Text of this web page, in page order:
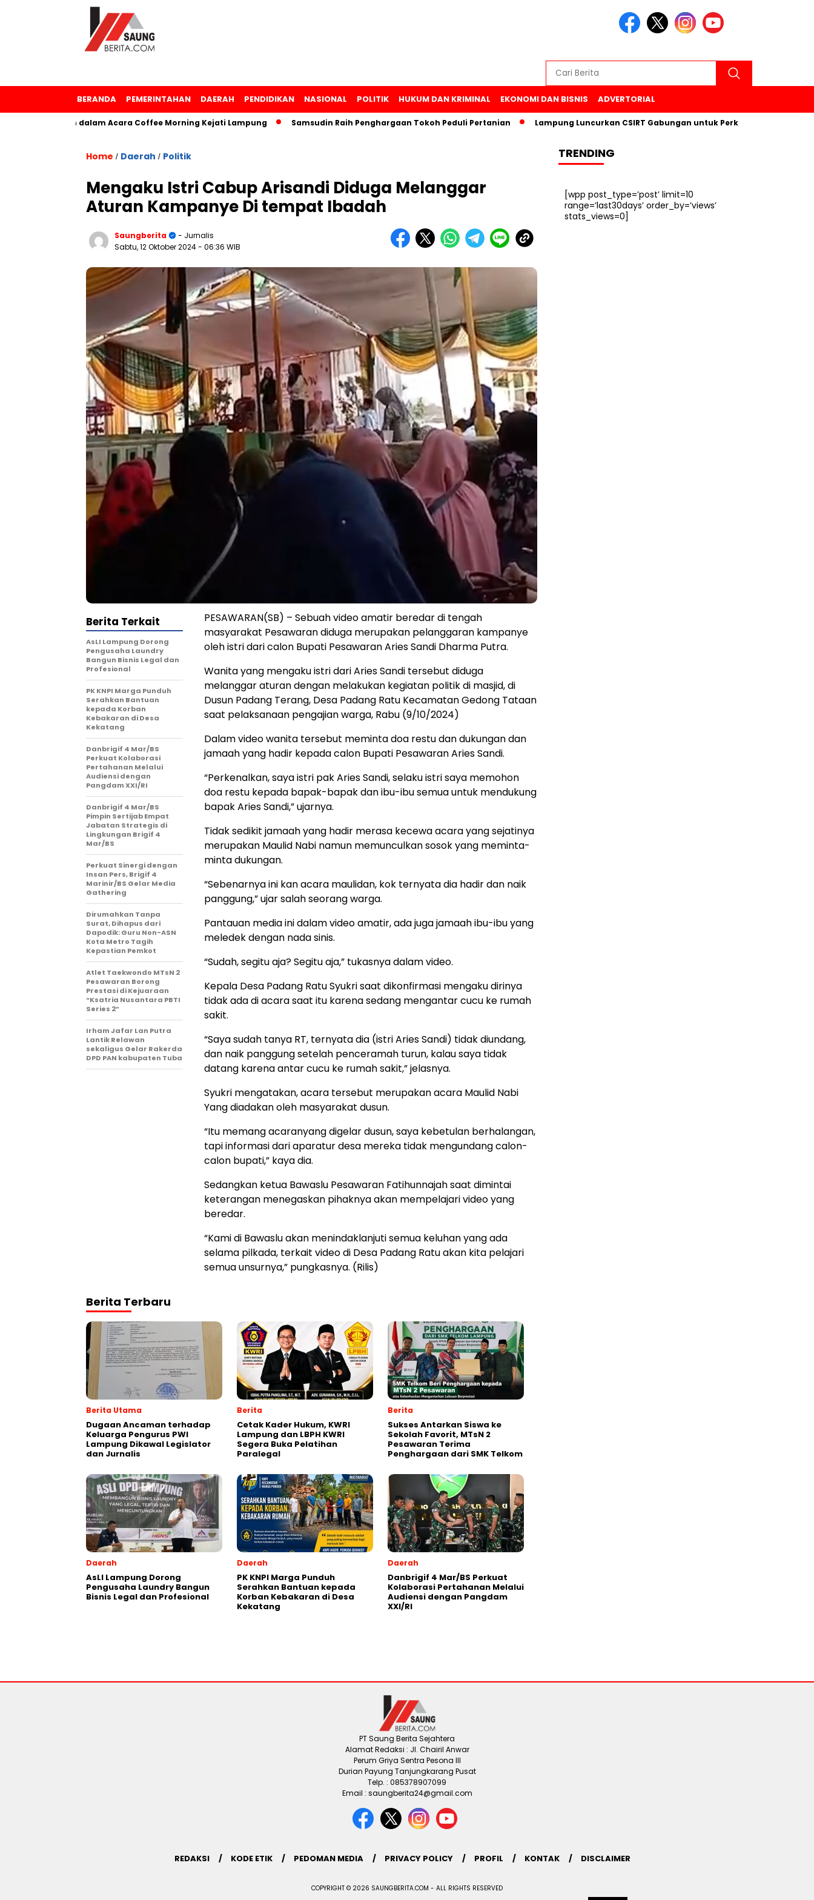
BERANDA PEMERINTAHAN DAERAH PENDIDIKAN NASIONAL POLITIK HUKUM DAN KRIMINAL EKONOMI DAN BISNIS ADVERTORIAL
dalam Acara Coffee Morning Kejati Lampung Samsudin Raih Penghargaan Tokoh Peduli Pertanian Lampung Luncurkan CSIRT Gabungan untuk Perkuat Keamanan Siber di
Home / Daerah / Politik
Mengaku Istri Cabup Arisandi Diduga Melanggar
Aturan Kampanye Di tempat Ibadah
Saungberita
- Jurnalis
Sabtu, 12 Oktober 2024- 06:36 WIB
PESAWARAN(SB) – Sebuah video amatir beredar di tengah
masyarakat Pesawaran diduga merupakan pelanggaran kampanye
oleh istri dari calon Bupati Pesawaran Aries Sandi Dharma Putra.
Wanita yang mengaku istri dari Aries Sandi tersebut diduga
melanggar aturan dengan melakukan kegiatan politik di masjid, di
Dusun Padang Terang, Desa Padang Ratu Kecamatan Gedong Tataan
saat pelaksanaan pengajian warga, Rabu (9/10/2024)
Dalam video wanita tersebut meminta doa restu dan dukungan dan
jamaah yang hadir kepada calon Bupati Pesawaran Aries Sandi.
“Perkenalkan, saya istri pak Aries Sandi, selaku istri saya memohon
doa restu kepada bapak-bapak dan ibu-ibu semua untuk mendukung
bapak Aries Sandi,” ujarnya.
Tidak sedikit jamaah yang hadir merasa kecewa acara yang sejatinya
merupakan Maulid Nabi namun memunculkan sosok yang meminta-
minta dukungan.
“Sebenarnya ini kan acara maulidan, kok ternyata dia hadir dan naik
panggung,” ujar salah seorang warga.
Pantauan media ini dalam video amatir, ada juga jamaah ibu-ibu yang
meledek dengan nada sinis.
“Sudah, segitu aja? Segitu aja,” tukasnya dalam video.
Kepala Desa Padang Ratu Syukri saat dikonfirmasi mengaku dirinya
tidak ada di acara saat itu karena sedang mengantar cucu ke rumah
sakit.
“Saya sudah tanya RT, ternyata dia (istri Aries Sandi) tidak diundang,
dan naik panggung setelah penceramah turun, kalau saya tidak
datang karena antar cucu ke rumah sakit,” jelasnya.
Syukri mengatakan, acara tersebut merupakan acara Maulid Nabi
Yang diadakan oleh masyarakat dusun.
“Itu memang acaranyang digelar dusun, saya kebetulan berhalangan,
tapi informasi dari aparatur desa mereka tidak mengundang calon-
calon bupati,” kaya dia.
Sedangkan ketua Bawaslu Pesawaran Fatihunnajah saat dimintai
keterangan menegaskan pihaknya akan mempelajari video yang
beredar.
“Kami di Bawaslu akan menindaklanjuti semua keluhan yang ada
selama pilkada, terkait video di Desa Padang Ratu akan kita pelajari
semua unsurnya,” pungkasnya. (Rilis)
Berita Terkait
AsLI Lampung Dorong
Pengusaha Laundry
Bangun Bisnis Legal dan
Profesional
PK KNPI Marga Punduh
Serahkan Bantuan
kepada Korban
Kebakaran di Desa
Kekatang
Danbrigif 4 Mar/BS
Perkuat Kolaborasi
Pertahanan Melalui
Audiensi dengan
Pangdam XXI/RI
Danbrigif 4 Mar/BS
Pimpin Sertijab Empat
Jabatan Strategis di
Lingkungan Brigif 4
Mar/BS
Perkuat Sinergi dengan
Insan Pers, Brigif 4
Marinir/BS Gelar Media
Gathering
Dirumahkan Tanpa
Surat, Dihapus dari
Dapodik: Guru Non-ASN
Kota Metro Tagih
Kepastian Pemkot
Atlet Taekwondo MTsN 2
Pesawaran Borong
Prestasi di Kejuaraan
“Ksatria Nusantara PBTI
Series 2”
Irham Jafar Lan Putra
Lantik Relawan
sekaligus Gelar Rakerda
DPD PAN kabupaten Tuba
Berita Terbaru
Berita Utama
Dugaan Ancaman terhadap
Keluarga Pengurus PWI
Lampung Dikawal Legislator
dan Jurnalis
Berita
Cetak Kader Hukum, KWRI
Lampung dan LBPH KWRI
Segera Buka Pelatihan
Paralegal
Berita
Sukses Antarkan Siswa ke
Sekolah Favorit, MTsN 2
Pesawaran Terima
Penghargaan dari SMK Telkom
Daerah
AsLI Lampung Dorong
Pengusaha Laundry Bangun
Bisnis Legal dan Profesional
Daerah
PK KNPI Marga Punduh
Serahkan Bantuan kepada
Korban Kebakaran di Desa
Kekatang
Daerah
Danbrigif 4 Mar/BS Perkuat
Kolaborasi Pertahanan Melalui
Audiensi dengan Pangdam
XXI/RI
TRENDING
[wpp post_type=’post’ limit=10
range=’last30days’ order_by=’views’
stats_views=0]
PT Saung Berita Sejahtera
Alamat Redaksi : Jl. Chairil Anwar
Perum Griya Sentra Pesona III
Durian Payung Tanjungkarang Pusat
Telp. : 085378907099
Email : saungberita24@gmail.com
REDAKSI KODE ETIK PEDOMAN MEDIA PRIVACY POLICY PROFIL KONTAK DISCLAIMER
COPYRIGHT © 2026 SAUNGBERITA.COM - ALL RIGHTS RESERVED